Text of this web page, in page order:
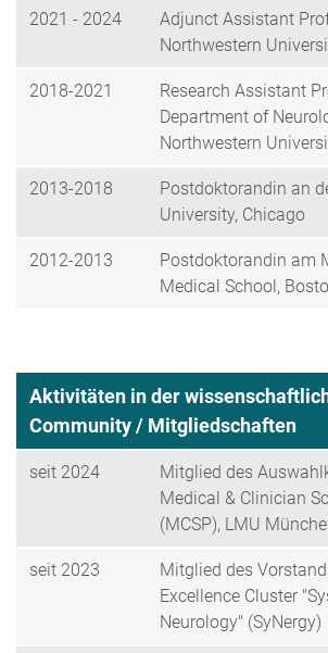
2021 - 2024
Adjunct Assistant
Northwestern
2018-2021
Research Assistant
Department of
Northwestern
2013-2018
Postdoktorandin an
University, Chicago
2012-2013
Postdoktorandin am
Medical School,
Aktivitäten in der
Community / Mitgliedschaften
seit 2024
Mitglied des
Medical & Clinician
(MCSP), LMU
seit 2023
Mitglied des
Excellence Cluster
Neurology" (SyNergy)